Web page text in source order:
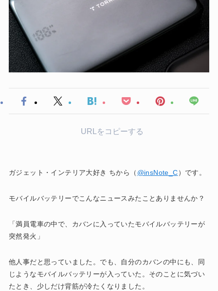
URLをコピーする
ガジェット・インテリア大好き ちから（ @insNote_C）です。
モバイルバッテリーでこんなニュースみたことありませんか？
「満員電車の中で、カバンに入っていたモバイルバッテリーが
突然発火」
他人事だと思っていました。でも、自分のカバンの中にも、同
じようなモバイルバッテリーが入っていた。そのことに気づい
たとき、少しだけ背筋が冷たくなりました。